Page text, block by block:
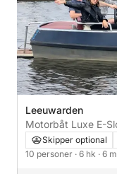
Leeuwarden
Skipper optional
10 personer · 6 hk · 6 m